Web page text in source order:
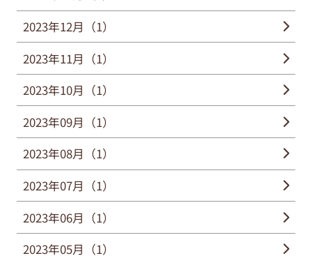
2023年12月（1）
2023年11月（1）
2023年10月（1）
2023年09月（1）
2023年08月（1）
2023年07月（1）
2023年06月（1）
2023年05月（1）